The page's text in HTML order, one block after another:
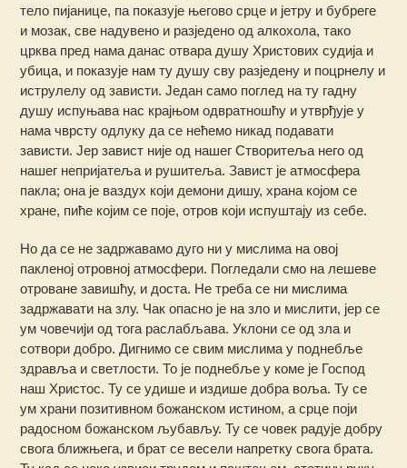
тело пијанице, па показује његово срце и јетру и бубреге
и мозак, све надувено и разједено од алкохола, тако
црква пред нама данас отвара душу Христових судија и
убица, и показује нам ту душу сву разједену и поцрнелу и
иструлелу од зависти. Један само поглед на ту гадну
душу испуњава нас крајњом одвратношћу и утврђује у
нама чврсту одлуку да се нећемо никад подавати
зависти. Јер завист није од нашег Створитеља него од
нашег непријатеља и рушитеља. Завист је атмосфера
пакла; она је ваздух који демони дишу, храна којом се
хране, пиће којим се поје, отров који испуштају из себе.
Но да се не задржавамо дуго ни у мислима на овој
пакленој отровној атмосфери. Погледали смо на лешеве
отроване завишћу, и доста. Не треба се ни мислима
задржавати на злу. Чак опасно је на зло и мислити, јер се
ум човечији од тога раслабљава. Уклони се од зла и
сотвори добро. Дигнимо се свим мислима у поднебље
здравља и светлости. То је поднебље у коме је Господ
наш Христос. Ту се удише и издише добра воља. Ту се
ум храни позитивном божанском истином, а срце поји
радосном божанском љубављу. Ту се човек радује добру
свога ближњега, и брат се весели напретку свога брата.